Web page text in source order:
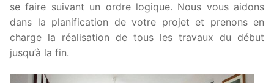
se faire suivant un ordre logique. Nous vous aidons
dans la planification de votre projet et prenons en
charge la réalisation de tous les travaux du début
jusqu’à la fin.